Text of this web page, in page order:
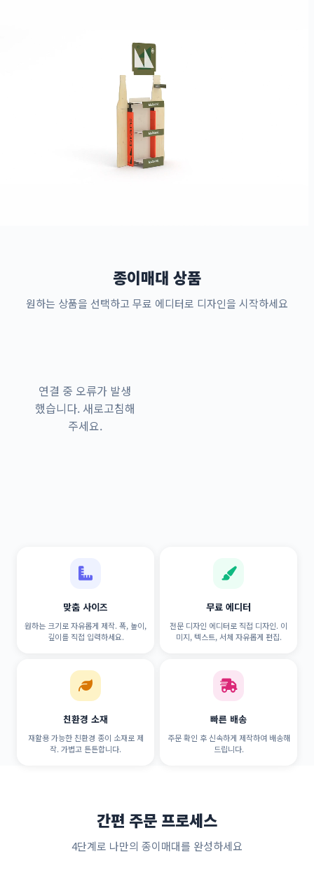
종이매대 상품
원하는 상품을 선택하고 무료 에디터로 디자인을 시작하세요
연결 중 오류가 발생
했습니다. 새로고침해
주세요.
맞춤 사이즈
원하는 크기로 자유롭게 제작. 폭, 높이,
깊이를 직접 입력하세요.
무료 에디터
전문 디자인 에디터로 직접 디자인. 이
미지, 텍스트, 서체 자유롭게 편집.
친환경 소재
재활용 가능한 친환경 종이 소재로 제
작. 가볍고 튼튼합니다.
빠른 배송
주문 확인 후 신속하게 제작하여 배송해
드립니다.
간편 주문 프로세스
4단계로 나만의 종이매대를 완성하세요